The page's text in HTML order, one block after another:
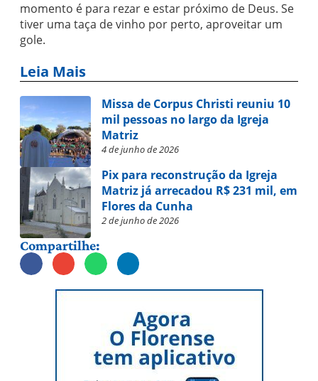
momento é para rezar e estar próximo de Deus. Se
tiver uma taça de vinho por perto, aproveitar um
gole.
Leia Mais
Missa de Corpus Christi reuniu 10
mil pessoas no largo da Igreja
Matriz
4 de junho de 2026
Pix para reconstrução da Igreja
Matriz já arrecadou R$ 231 mil, em
Flores da Cunha
2 de junho de 2026
Compartilhe: